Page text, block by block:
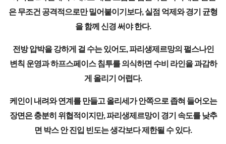
은 무조건 공격적으로만 밀어붙이기보다, 실점 억제와 경기 균형
을 함께 신경 써야 한다.
전방 압박을 강하게 걸 수는 있어도, 파리생제르망의 펄스나인
변칙 운영과 하프스페이스 침투를 의식하면 수비 라인을 과감하
게 올리기 어렵다.
케인이 내려와 연계를 만들고 올리세가 안쪽으로 좁혀 들어오는
장면은 충분히 위협적이지만, 파리생제르망이 경기 속도를 낮추
면 박스 안 진입 빈도는 생각보다 제한될 수 있다.